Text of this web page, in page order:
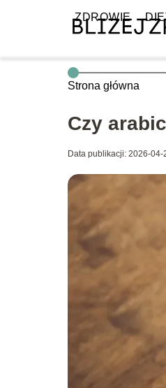
ZDROWIE
Strona główna
Czy
Data publikacji: 2026-04-